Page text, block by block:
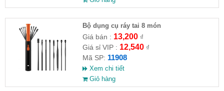
Bộ dụng cụ ráy tai 8 món
Giá bán : 13,200₫
Giá sỉ VIP : 12,540₫
Mã SP: 11908
Xem chi tiết
Giỏ hàng